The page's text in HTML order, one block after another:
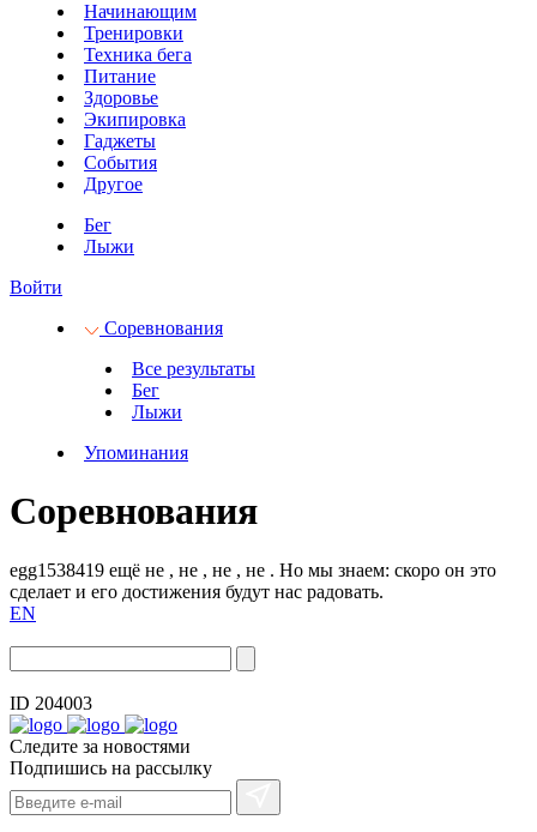
Начинающим
Тренировки
Техника бега
Питание
Здоровье
Экипировка
Гаджеты
События
Другое
Бег
Лыжи
Войти
Соревнования
Все результаты
Бег
Лыжи
Упоминания
Соревнования
egg1538419 ещё не , не , не , не . Но мы знаем: скоро он это
сделает и его достижения будут нас радовать.
EN
ID 204003
Следите за новостями
Подпишись на рассылку